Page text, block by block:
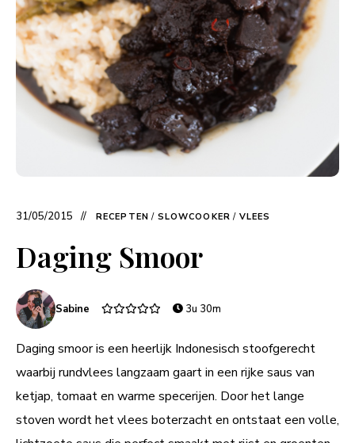
31/05/2015 RECEPTEN / SLOWCOOKER / VLEES
Daging Smoor
Sabine 3u 30m
Daging smoor is een heerlijk Indonesisch stoofgerecht
waarbij rundvlees langzaam gaart in een rijke saus van
ketjap, tomaat en warme specerijen. Door het lange
stoven wordt het vlees boterzacht en ontstaat een volle,